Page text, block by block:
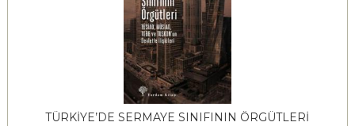
TÜRKİYE’DE SERMAYE SINIFININ ÖRGÜTLERİ